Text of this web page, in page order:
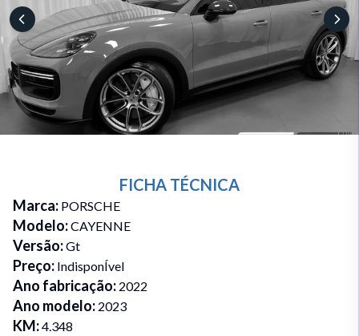
FICHA TÉCNICA
Marca: PORSCHE
Modelo:CAYENNE
Versão:Gt
Preço: IndisponÍvel
Ano fabricação: 2022
Ano modelo: 2023
KM:4.348